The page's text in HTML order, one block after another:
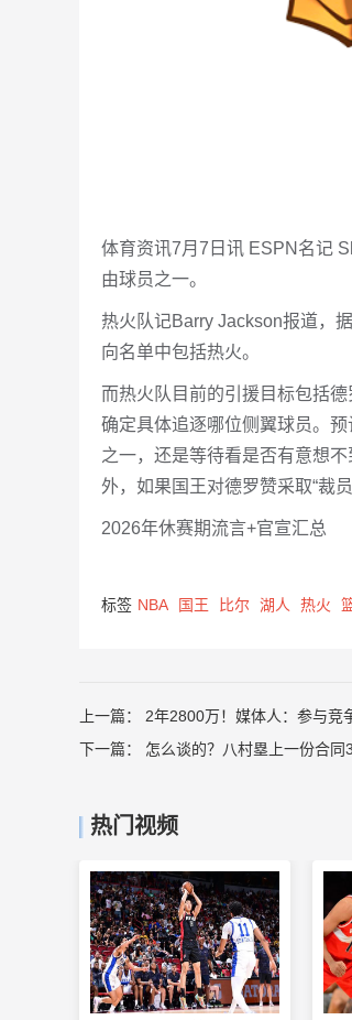
体育资讯7月7日讯 ESPN名记
由球员之一。
热火队记Barry Jackson报道，
向名单中包括热火。
而热火队目前的引援目标包括
确定具体追逐哪位侧翼球员。
之一，还是等待看是否有意想
外，如果国王对德罗赞采取“裁
2026年休赛期流言+官宣汇总
标签 NBA 国王 比尔 湖人 热火
上一篇： 2年2800万！媒体人：参与竞
下一篇： 怎么谈的？八村塁上一份合
热门视频